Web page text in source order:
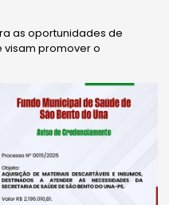
as oportunidades de
promover o